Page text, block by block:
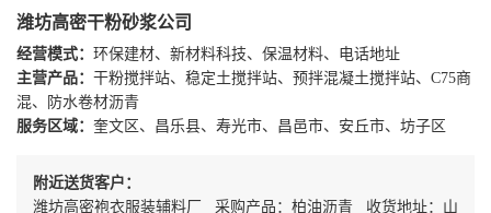
潍坊高密干粉砂浆公司
经营模式： 环保建材、新材料科技、保温材料、电话地址
主营产品： 干粉搅拌站、稳定土搅拌站、预拌混凝土搅拌站、C75商
混、防水卷材沥青
服务区域： 奎文区、昌乐县、寿光市、昌邑市、安丘市、坊子区
附近送货客户：
潍坊高密袍衣服装辅料厂 采购产品：柏油沥青 收货地址：山